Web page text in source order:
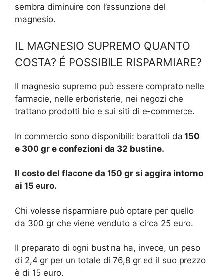
sembra diminuire con l’assunzione del
magnesio.
IL MAGNESIO SUPREMO QUANTO
COSTA? É POSSIBILE RISPARMIARE?
Il magnesio supremo può essere comprato nelle
farmacie, nelle erboristerie, nei negozi che
trattano prodotti bio e sui siti di e-commerce.
In commercio sono disponibili: barattoli da 150
e 300 gr e confezioni da 32 bustine.
Il costo del flacone da 150 gr si aggira intorno
ai 15 euro.
Chi volesse risparmiare può optare per quello
da 300 gr che viene venduto a circa 25 euro.
Il preparato di ogni bustina ha, invece, un peso
di 2,4 gr per un totale di 76,8 gr ed il suo prezzo
è di 15 euro.